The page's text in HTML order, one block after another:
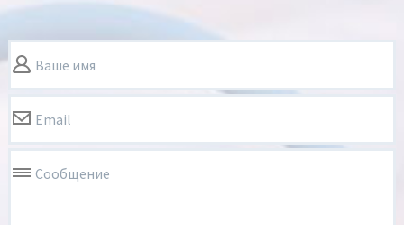
Ваше имя
Email
Сообщение